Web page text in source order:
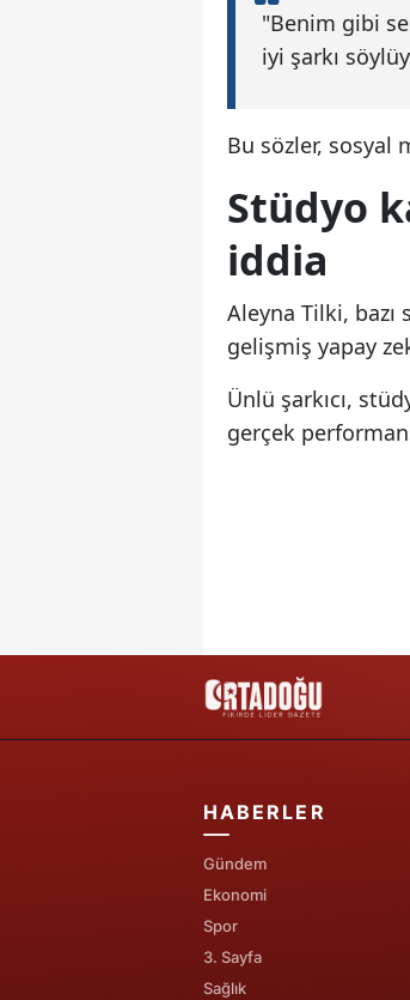
"Benim gibi
iyi şarkı
Bu sözler, sosyal
Stüdyo
iddia
Aleyna Tilki, bazı
gelişmiş yapay
Ünlü şarkıcı,
gerçek
HABERLER
Gündem
Ekonomi
Spor
3. Sayfa
Sağlık